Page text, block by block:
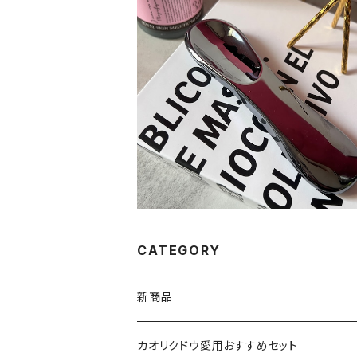
【NEW】テラヘルツかっさデュアルカ
¥13,200
SOLD OUT
CATEGORY
新商品
VSPIC R
カオリクドウ愛用おすすめセット